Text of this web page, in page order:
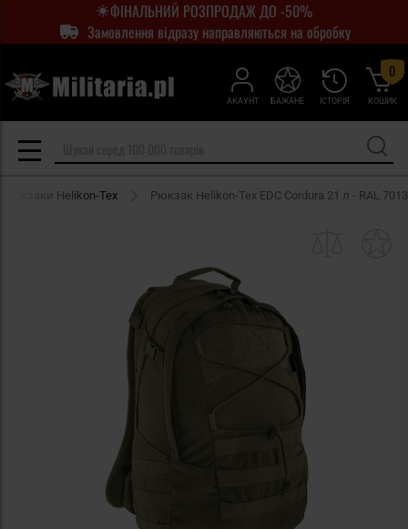
ФІНАЛЬНИЙ РОЗПРОДАЖ ДО -50%
Замовлення відразу направляються на обробку
АКАУНТ ІСТОРІЯ
БАЖАНЕ КОШИК
0
рюкзаки Helikon-Tex Рюкзак Helikon-Tex EDC Cordura 21 л - RAL 7013